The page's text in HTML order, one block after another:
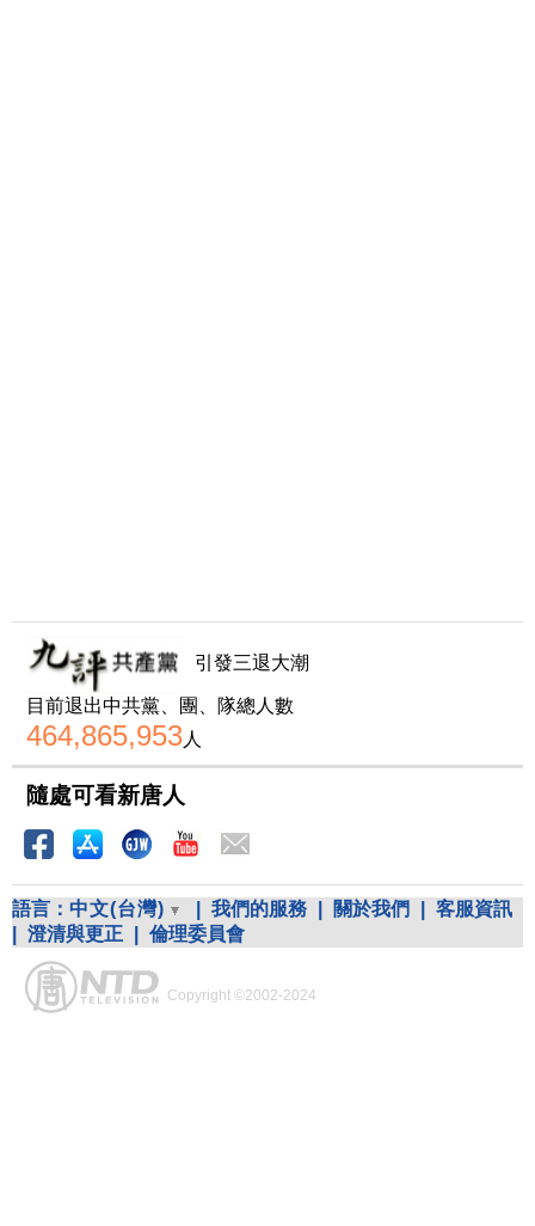
引發三退大潮
目前退出中共黨、團、隊總人數
464,865,953人
隨處可看新唐人
語言： 中文(台灣) 我們的服務 關於我們
客服資訊
澄清與更正 倫理委員會
Copyright ©2002-2024